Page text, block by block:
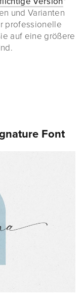
und Varianten
professionelle
auf eine größere
Font